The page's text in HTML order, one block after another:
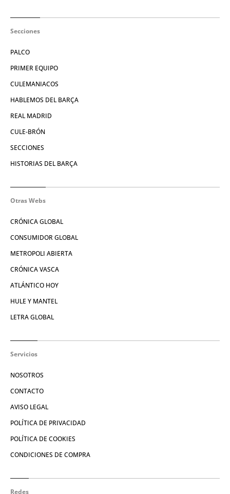
Secciones
PALCO
PRIMER EQUIPO
CULEMANIACOS
HABLEMOS DEL BARÇA
REAL MADRID
CULE-BRÓN
SECCIONES
HISTORIAS DEL BARÇA
Otras Webs
CRÓNICA GLOBAL
CONSUMIDOR GLOBAL
METROPOLI ABIERTA
CRÓNICA VASCA
ATLÁNTICO HOY
HULE Y MANTEL
LETRA GLOBAL
Servicios
NOSOTROS
CONTACTO
AVISO LEGAL
POLÍTICA DE PRIVACIDAD
POLÍTICA DE COOKIES
CONDICIONES DE COMPRA
Redes